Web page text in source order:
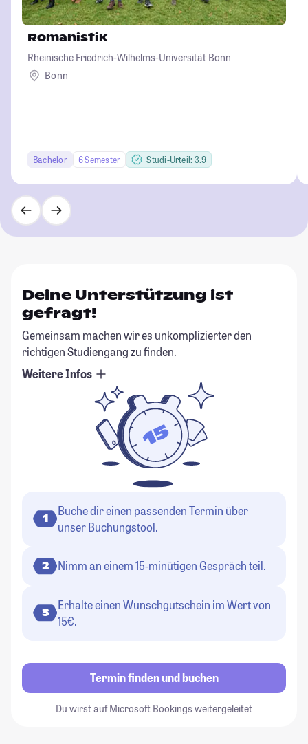
Romanistik
Rheinische Friedrich-Wilhelms-Universität Bonn
Bonn
Bachelor 6 Semester Studi-Urteil: 3.9
Deine Unterstützung ist
gefragt!
Gemeinsam machen wir es unkomplizierter den
richtigen Studiengang zu finden.
Weitere Infos
1
Buche dir einen passenden Termin über
unser Buchungstool.
2 Nimm an einem 15-minütigen Gespräch teil.
3
Erhalte einen Wunschgutschein im Wert von
15€.
Termin finden und buchen
Du wirst auf Microsoft Bookings weitergeleitet